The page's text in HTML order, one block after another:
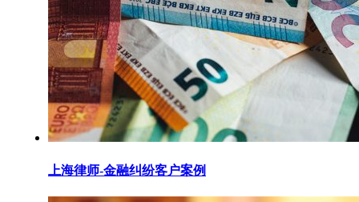
上海律师-金融纠纷客户案例